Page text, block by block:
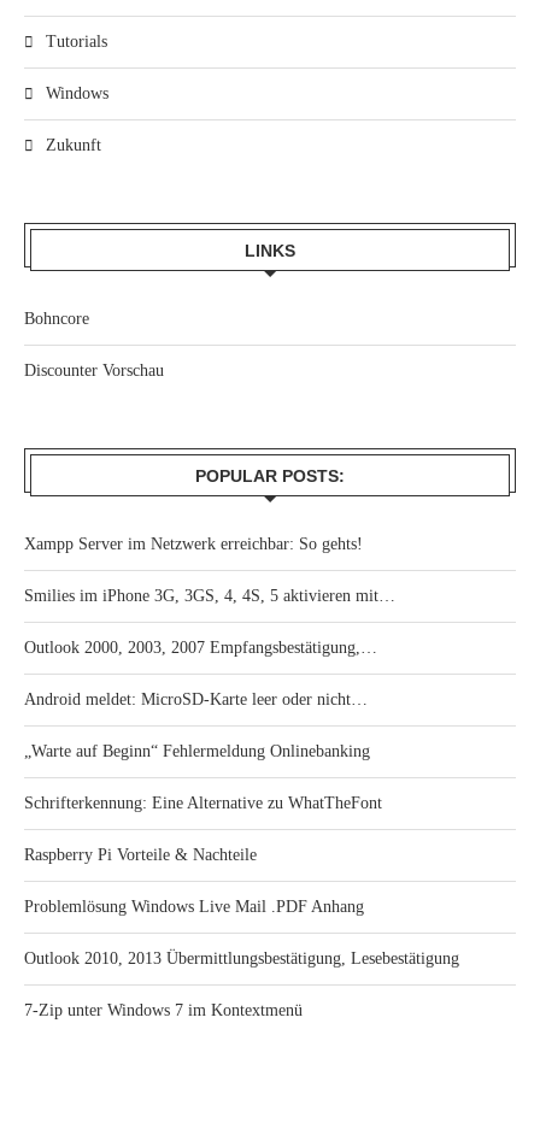
Tutorials
Windows
Zukunft
LINKS
Bohncore
Discounter Vorschau
POPULAR POSTS:
Xampp Server im Netzwerk erreichbar: So gehts!
Smilies im iPhone 3G, 3GS, 4, 4S, 5 aktivieren mit…
Outlook 2000, 2003, 2007 Empfangsbestätigung,…
Android meldet: MicroSD-Karte leer oder nicht…
„Warte auf Beginn“ Fehlermeldung Onlinebanking
Schrifterkennung: Eine Alternative zu WhatTheFont
Raspberry Pi Vorteile & Nachteile
Problemlösung Windows Live Mail .PDF Anhang
Outlook 2010, 2013 Übermittlungsbestätigung, Lesebestätigung
7-Zip unter Windows 7 im Kontextmenü